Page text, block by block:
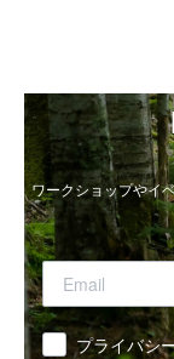
ワークショップやイ
同意 プライバシ